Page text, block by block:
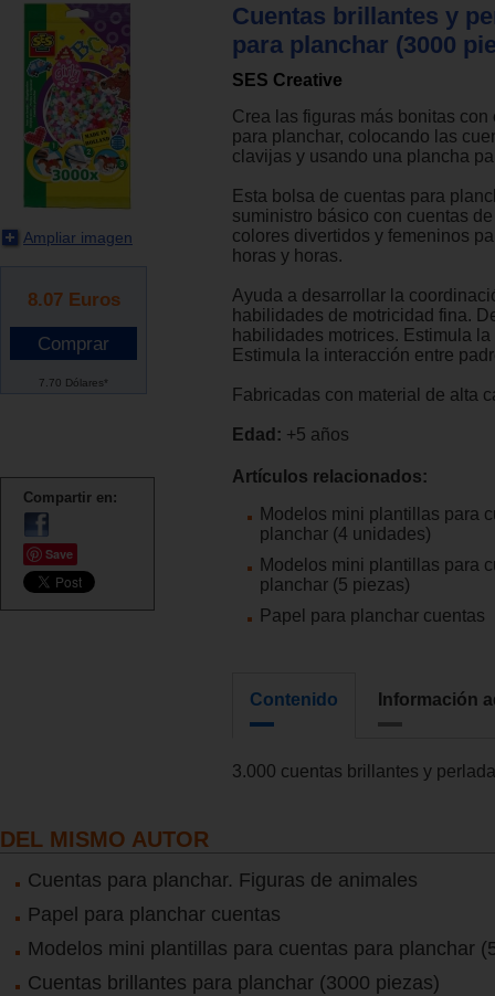
Ampliar imagen
8.07 Euros
7.70 Dólares*
Compartir en:
Save
Cuentas brillantes y
para planchar (3000
SES Creative
Crea las figuras más bonitas con
para planchar, colocando las
clavijas y usando una plancha
Esta bolsa de cuentas para
suministro básico con cuentas
colores divertidos y femeninos
horas y horas.
Ayuda a desarrollar la
habilidades de motricidad fina.
habilidades motrices. Estimula
Estimula la interacción entre
Fabricadas con material de alta
Edad: +5 años
Artículos relacionados:
Modelos mini plantillas para
planchar (4 unidades)
Modelos mini plantillas para
planchar (5 piezas)
Papel para planchar cuentas
Contenido Información
3.000 cuentas brillantes y
DEL MISMO AUTOR
Cuentas para planchar. Figuras de animales
Papel para planchar cuentas
Modelos mini plantillas para cuentas para planchar
Cuentas brillantes para planchar (3000 piezas)